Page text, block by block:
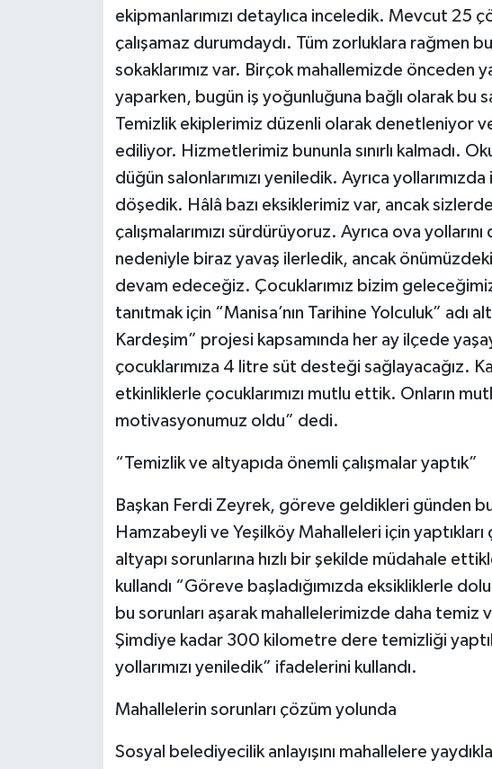
ekipmanlarımızı detaylıca inceledik. Mevcut 25
çalışamaz durumdaydı. Tüm zorluklara rağmen
sokaklarımız var. Birçok mahallemizde önceden
yaparken, bugün iş yoğunluğuna bağlı olarak bu
Temizlik ekiplerimiz düzenli olarak denetleniyor
ediliyor. Hizmetlerimiz bununla sınırlı kalmadı.
düğün salonlarımızı yeniledik. Ayrıca
döşedik. Hâlâ bazı eksiklerimiz var, ancak
çalışmalarımızı sürdürüyoruz. Ayrıca ova
nedeniyle biraz yavaş ilerledik, ancak önümüzdeki
devam edeceğiz. Çocuklarımız bizim
tanıtmak için “Manisa’nın Tarihine Yolculuk” adı
Kardeşim” projesi kapsamında her ay ilçede
çocuklarımıza 4 litre süt desteği sağlayacağız.
etkinliklerle çocuklarımızı mutlu ettik. Onların
motivasyonumuz oldu” dedi.
“Temizlik ve altyapıda önemli çalışmalar yaptık”
Başkan Ferdi Zeyrek, göreve geldikleri günden
Hamzabeyli ve Yeşilköy Mahalleleri için yaptıkları
altyapı sorunlarına hızlı bir şekilde müdahale
kullandı “Göreve başladığımızda eksikliklerle
bu sorunları aşarak mahallelerimizde daha temiz
Şimdiye kadar 300 kilometre dere temizliği
yollarımızı yeniledik” ifadelerini kullandı.
Mahallelerin sorunları çözüm yolunda
Sosyal belediyecilik anlayışını mahallelere